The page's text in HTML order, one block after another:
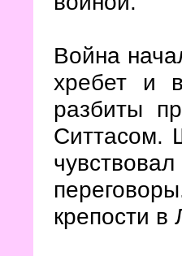
Война
хребет и
разбиты
Ситтасом.
крепости в